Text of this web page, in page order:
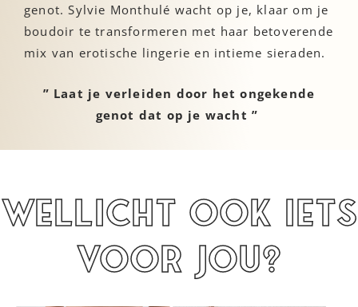
genot. Sylvie Monthulé wacht op je, klaar om je
boudoir te transformeren met haar betoverende
mix van erotische lingerie en intieme sieraden.
” Laat je verleiden door het ongekende
genot dat op je wacht ”
Wellicht ook iets
voor jou?